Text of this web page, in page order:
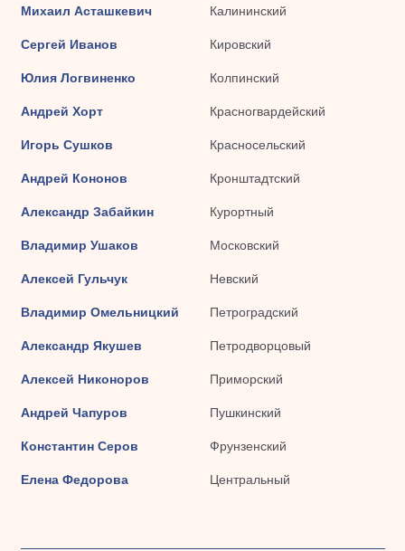
Михаил Асташкевич Калининский
Сергей Иванов Кировский
Юлия Логвиненко Колпинский
Андрей Хорт Красногвардейский
Игорь Сушков Красносельский
Андрей Кононов Кронштадтский
Александр Забайкин Курортный
Владимир Ушаков Московский
Алексей Гульчук Невский
Владимир Омельницкий Петроградский
Александр Якушев Петродворцовый
Алексей Никоноров Приморский
Андрей Чапуров Пушкинский
Константин Серов Фрунзенский
Елена Федорова Центральный